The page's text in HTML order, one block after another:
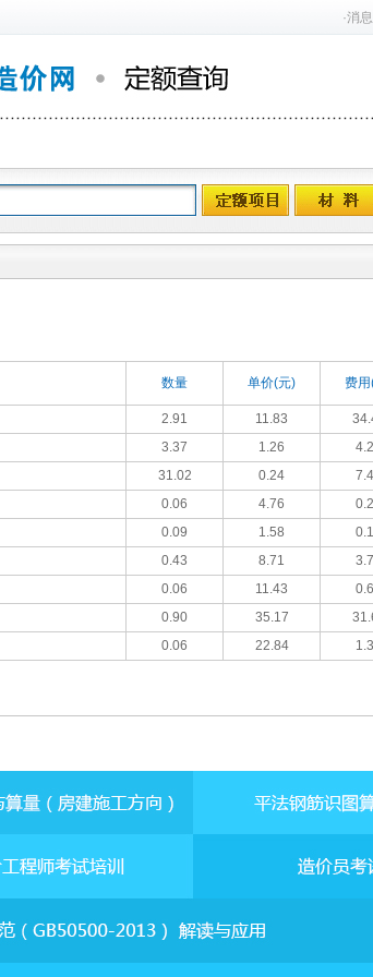
·消息
数量 单价(元) 费
2.91 11.83
3.37 1.26
31.02 0.24
0.06 4.76
0.09 1.58
0.43 8.71
0.06 11.43
0.90 35.17
0.06 22.84